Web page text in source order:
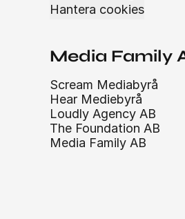
Hantera cookies
Media Family
Scream Mediabyrå
Hear Mediebyrå
Loudly Agency AB
The Foundation AB
Media Family AB